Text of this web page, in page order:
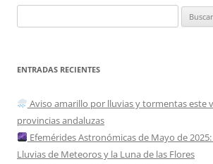
ENTRADAS RECIENTES
Aviso amarillo por lluvias y tormentas este
provincias andaluzas
Efemérides Astronómicas de Mayo de
Lluvias de Meteoros y la Luna de las Flores